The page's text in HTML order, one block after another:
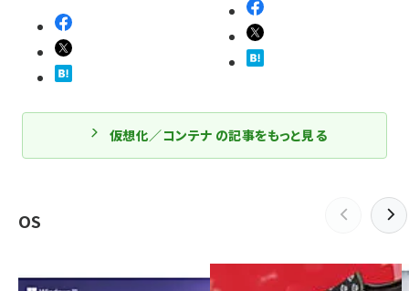
仮想化／コンテナ の記事をもっと見る
OS